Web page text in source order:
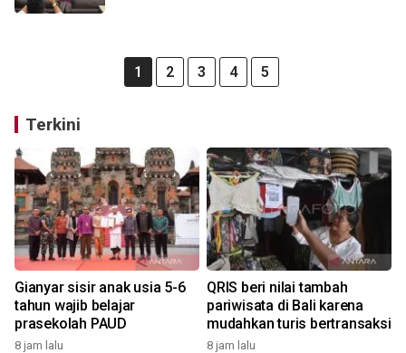
1 2 3 4 5
Terkini
Gianyar sisir anak usia 5-6
tahun wajib belajar
prasekolah PAUD
8 jam lalu
QRIS beri nilai tambah
pariwisata di Bali karena
mudahkan turis bertransaksi
8 jam lalu